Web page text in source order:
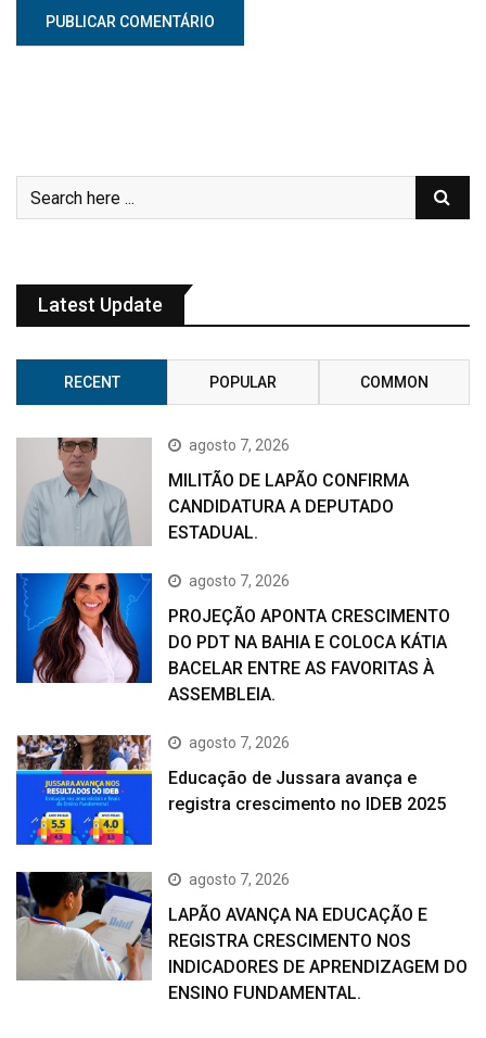
Latest Update
RECENT POPULAR COMMON
agosto 7, 2026
MILITÃO DE LAPÃO CONFIRMA
CANDIDATURA A DEPUTADO
ESTADUAL.
agosto 7, 2026
PROJEÇÃO APONTA CRESCIMENTO
DO PDT NA BAHIA E COLOCA KÁTIA
BACELAR ENTRE AS FAVORITAS À
ASSEMBLEIA.
agosto 7, 2026
Educação de Jussara avança e
registra crescimento no IDEB 2025
agosto 7, 2026
LAPÃO AVANÇA NA EDUCAÇÃO E
REGISTRA CRESCIMENTO NOS
INDICADORES DE APRENDIZAGEM DO
ENSINO FUNDAMENTAL.